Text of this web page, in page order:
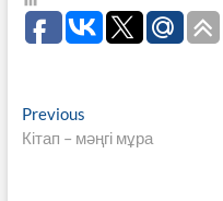
Навигация
по
PreviousPrevious
post:
Кітап – мәңгі мұра